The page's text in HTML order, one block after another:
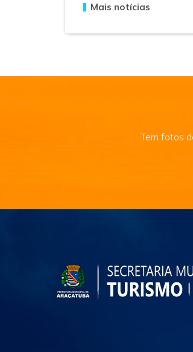
Mais notícias
Tem fotos